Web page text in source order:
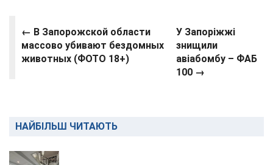
← В Запорожской области
массово убивают бездомных
животных (ФОТО 18+)
У Запоріжжі
знищили
авіабомбу – ФАБ
100 →
НАЙБІЛЬШ ЧИТАЮТЬ